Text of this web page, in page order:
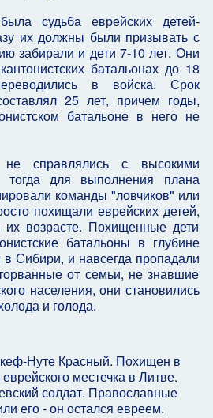
судьба еврейских детей-
их должны были призывать с
забирали и дети 7-10 лет. Они
батальонах до 18
в войска. Срок
25 лет, причем годы,
батальоне в него не
справлялись с высокими
для выполнения плана
команды "ловчиков" или
похищали еврейских детей,
возрасте. Похищенные дети
батальоны в глубине
Сибири, и навсегда пропадали
от семьи, не знавшие
населения, они становились
и голода.
Нуте Красный. Похищен в
местечка в Литве.
солдат. Православные
его - он остался евреем.